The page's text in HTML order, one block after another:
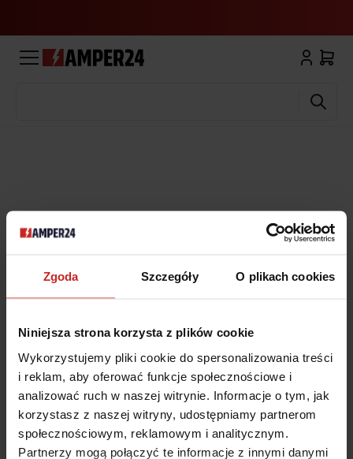
Zgoda Szczegóły O plikach cookies
Niniejsza strona korzysta z plików cookie
Wykorzystujemy pliki cookie do spersonalizowania treści
i reklam, aby oferować funkcje społecznościowe i
analizować ruch w naszej witrynie. Informacje o tym, jak
korzystasz z naszej witryny, udostępniamy partnerom
społecznościowym, reklamowym i analitycznym.
Partnerzy mogą połączyć te informacje z innymi danymi